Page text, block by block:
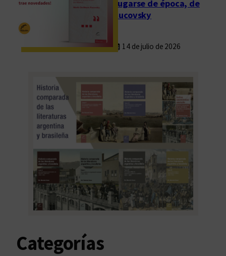
Fugarse de época, de
Rucovsky
14 de julio de 2026
Categorías